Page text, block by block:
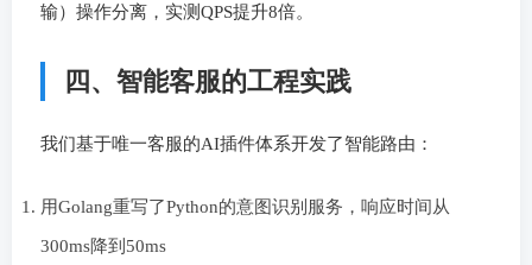
输）操作分离，实测QPS提升8倍。
四、智能客服的工程实践
我们基于唯一客服的AI插件体系开发了智能路由：
用Golang重写了Python的意图识别服务，响应时间从
300ms降到50ms